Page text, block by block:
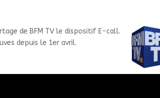
de BFM TV le dispositif E-call.
depuis le 1er avril.